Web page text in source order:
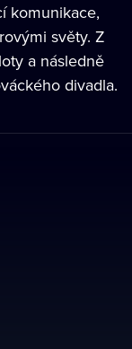
komunikace,
světy. Z
a následně
divadla.